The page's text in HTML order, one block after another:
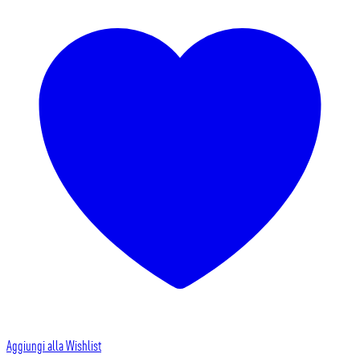
Aggiungi alla Wishlist